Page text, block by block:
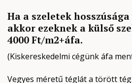
Ha a szeletek
akkor ezeknek a külső
4000 Ft/m2+áfa.
(Kiskereskedelmi cégünk áfa
Vegyes méretű téglát a törött